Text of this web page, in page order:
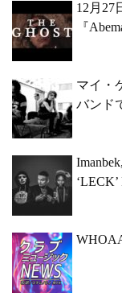
12月27
『
マイ・
バンド